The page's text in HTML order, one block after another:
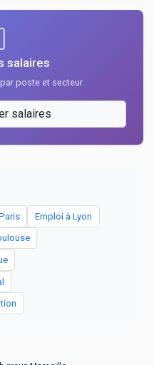
salaires
poste et secteur
salaires
Emploi à Lyon